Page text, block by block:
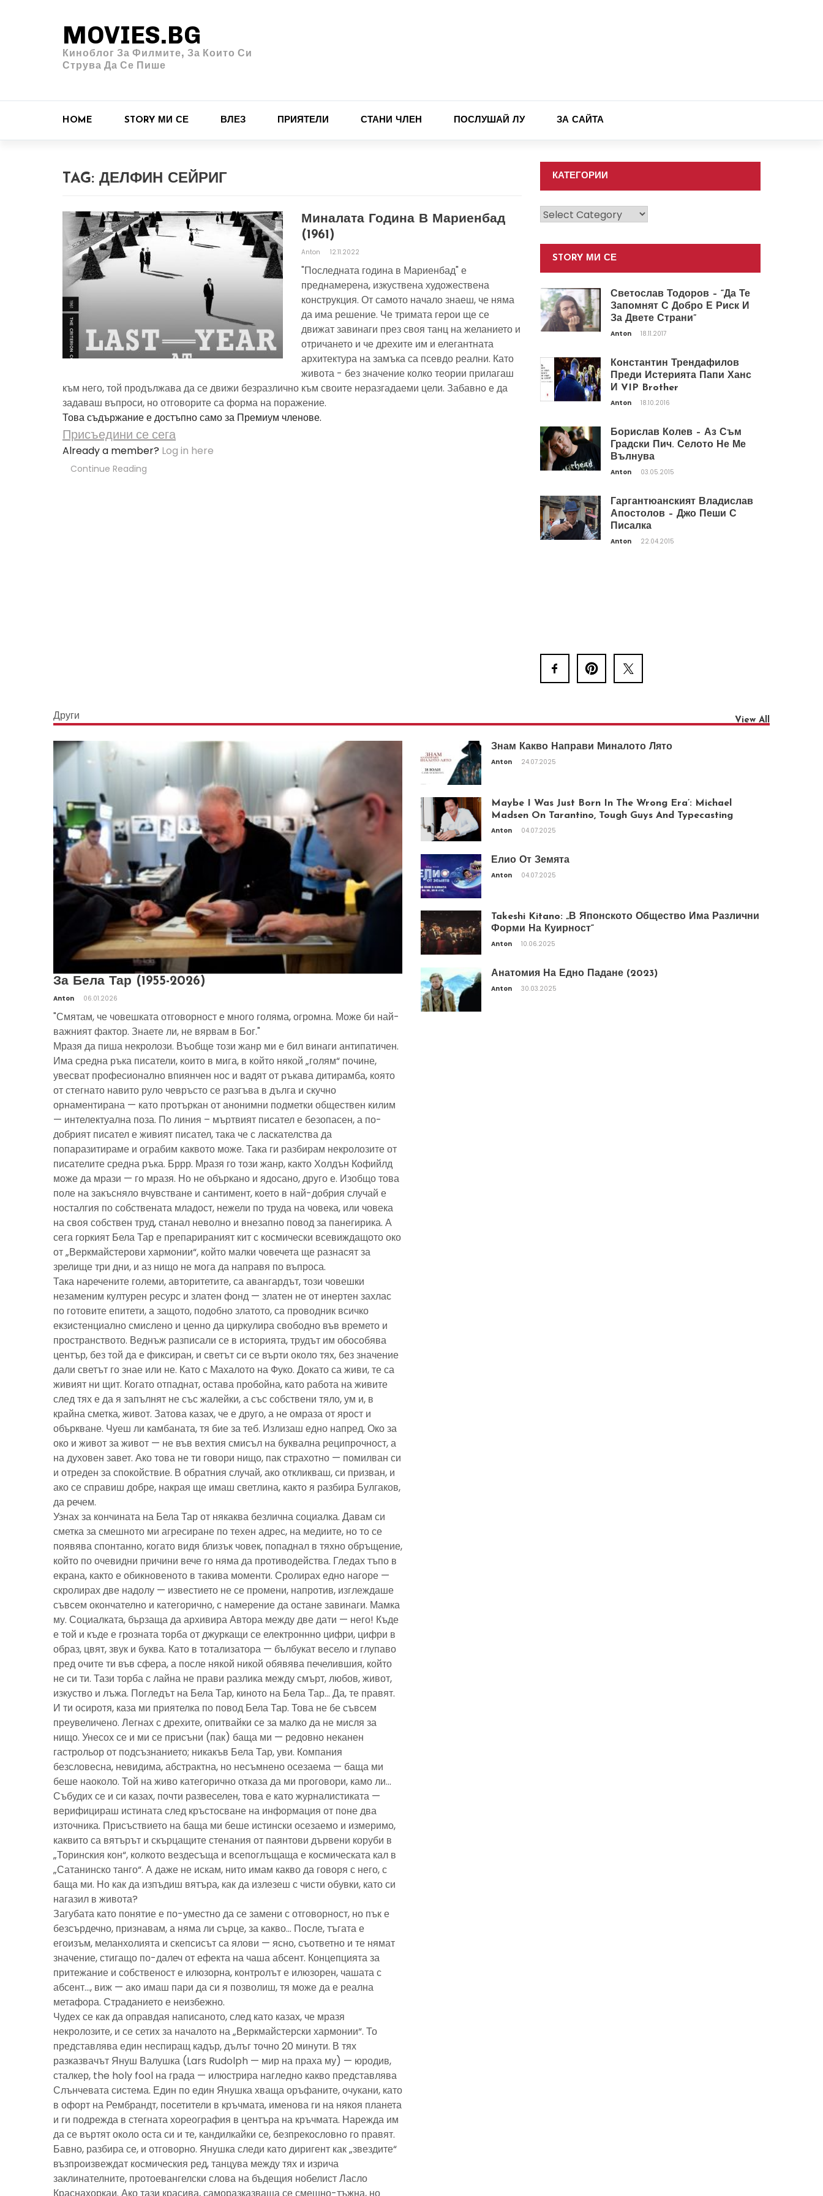
MOVIES.BG
Киноблог За Филмите, За Които Си
Струва Да Се Пише
HOME STORY МИ СЕ ВЛЕЗ ПРИЯТЕЛИ СТАНИ ЧЛЕН ПОСЛУШАЙ ЛУ ЗА САЙТА
TAG: ДЕЛФИН СЕЙРИГ
Миналата Година В Мариенбад
(1961)
Anton 12.11.2022
"Последната година в Мариенбад" е
преднамерена, изкуствена художествена
конструкция. От самото начало знаеш, че няма
да има решение. Че тримата герои ще се
движат завинаги през своя танц на желанието и
отричането и че дрехите им и елегантната
архитектура на замъка са псевдо реални. Като
живота - без значение колко теории прилагаш
към него, той продължава да се движи безразлично към своите неразгадаеми цели. Забавно е да
задаваш въпроси, но отговорите са форма на поражение.
Това съдържание е достъпно само за Премиум членове.
Присъедини се сега
Already a member? Log in here
Continue Reading
КАТЕГОРИИ
Категории
STORY МИ СЕ
Светослав Тодоров – “Да Те
Запомнят С Добро Е Риск И
За Двете Страни”
Anton 18.11.2017
Константин Трендафилов
Преди Истерията Папи Ханс
И VIP Brother
Anton 18.10.2016
Борислав Колев – Аз Съм
Градски Пич. Селото Не Ме
Вълнува
Anton 03.05.2015
Гаргантюанският Владислав
Апостолов – Джо Пеши С
Писалка
Anton 22.04.2015
Други View All
За Бела Тар (1955-2026)
Anton 06.01.2026
"Смятам, че човешката отговорност е много голяма, огромна. Може би най-
важният фактор. Знаете ли, не вярвам в Бог."
Мразя да пиша некролози. Въобще този жанр ми е бил винаги антипатичен.
Има средна ръка писатели, които в мига, в който някой „голям“ почине,
увесват професионално впиянчен нос и вадят от ръкава дитирамба, която
от стегнато навито руло чевръсто се разгъва в дълга и скучно
орнаментирана — като протъркан от анонимни подметки обществен килим
— интелектуална поза. По линия – мъртвият писател е безопасен, а по-
добрият писател е живият писател, така че с ласкателства да
попаразитираме и ограбим каквото може. Така ги разбирам некролозите от
писателите средна ръка. Бррр. Мразя го този жанр, както Холдън Кофийлд
може да мрази — го мразя. Но не объркано и ядосано, друго е. Изобщо това
поле на закъсняло вчувстване и сантимент, което в най-добрия случай е
носталгия по собствената младост, нежели по труда на човека, или човека
на своя собствен труд, станал неволно и внезапно повод за панегирика. А
сега горкият Бела Тар е препарираният кит с космически всевиждащото око
от „Веркмайстерови хармонии“, който малки човечета ще разнасят за
зрелище три дни, и аз нищо не мога да направя по въпроса.
Така наречените големи, авторитетите, са авангардът, този човешки
незаменим културен ресурс и златен фонд — златен не от инертен захлас
по готовите епитети, а защото, подобно златото, са проводник всичко
екзистенциално смислено и ценно да циркулира свободно във времето и
пространството. Веднъж разписали се в историята, трудът им обособява
център, без той да е фиксиран, и светът си се върти около тях, без значение
дали светът го знае или не. Като с Махалото на Фуко. Докато са живи, те са
живият ни щит. Когато отпаднат, остава пробойна, като работа на живите
след тях е да я запълнят не със жалейки, а със собствени тяло, ум и, в
крайна сметка, живот. Затова казах, че е друго, а не омраза от ярост и
объркване. Чуеш ли камбаната, тя бие за теб. Излизаш едно напред. Око за
око и живот за живот — не във вехтия смисъл на буквална реципрочност, а
на духовен завет. Ако това не ти говори нищо, пак страхотно — помилван си
и отреден за спокойствие. В обратния случай, ако откликваш, си призван, и
ако се справиш добре, накрая ще имаш светлина, както я разбира Булгаков,
да речем.
Узнах за кончината на Бела Тар от някаква безлична социалка. Давам си
сметка за смешното ми агресиране по техен адрес, на медиите, но то се
появява спонтанно, когато видя близък човек, попаднал в тяхно обръщение,
който по очевидни причини вече го няма да противодейства. Гледах тъпо в
екрана, както е обикновеното в такива моменти. Сролирах едно нагоре —
скролирах две надолу — известието не се промени, напротив, изглеждаше
съвсем окончателно и категорично, с намерение да остане завинаги. Мамка
му. Социалката, бързаща да архивира Автора между две дати — него! Къде
е той и къде е грозната торба от джуркащи се електроннно цифри, цифри в
образ, цвят, звук и буква. Като в тотализатора — бълбукат весело и глупаво
пред очите ти във сфера, а после някой никой обявява печелившия, който
не си ти. Тази торба с лайна не прави разлика между смърт, любов, живот,
изкуство и лъжа. Погледът на Бела Тар, киното на Бела Тар… Да, те правят.
И ти осиротя, каза ми приятелка по повод Бела Тар. Това не бе съвсем
преувеличено. Легнах с дрехите, опитвайки се за малко да не мисля за
нищо. Унесох се и ми се присъни (пак) баща ми — редовно неканен
гастрольор от подсъзнанието; никакъв Бела Тар, уви. Компания
безсловесна, невидима, абстрактна, но несъмнено осезаема — баща ми
беше наоколо. Той на живо категорично отказа да ми проговори, камо ли…
Събудих се и си казах, почти развеселен, това е като журналистиката —
верифицираш истината след кръстосване на информация от поне два
източника. Присъствието на баща ми беше истински осезаемо и измеримо,
каквито са вятърът и скърцащите стенания от паянтови дървени коруби в
„Торинския кон“, колкото вездесъща и всепоглъщаща е космическата кал в
„Сатанинско танго“. А даже не искам, нито имам какво да говоря с него, с
баща ми. Но как да изпъдиш вятъра, как да излезеш с чисти обувки, като си
нагазил в живота?
Загубата като понятие е по-уместно да се замени с отговорност, но пък е
безсърдечно, признавам, а няма ли сърце, за какво… После, тъгата е
егоизъм, меланхолията и скепсисът са ялови — ясно, съответно и те нямат
значение, стигащо по-далеч от ефекта на чаша абсент. Концепцията за
притежание и собственост е илюзорна, контролът е илюзорен, чашата с
абсент…, виж — ако имаш пари да си я позволиш, тя може да е реална
метафора. Страданието е неизбежно.
Чудех се как да оправдая написаното, след като казах, че мразя
некролозите, и се сетих за началото на „Веркмайстерски хармонии“. То
представлява един неспиращ кадър, дълъг точно 20 минути. В тях
разказвачът Януш Валушка (Lars Rudolph — мир на праха му) — юродив,
сталкер, the holy fool на града — илюстрира нагледно какво представлява
Слънчевата система. Един по един Янушка хваща оръфаните, очукани, като
в офорт на Рембрандт, посетители в кръчмата, именова ги на някоя планета
и ги подрежда в стегната хореография в центъра на кръчмата. Нарежда им
да се въртят около оста си и те, кандилкайки се, безпрекословно го правят.
Бавно, разбира се, и отговорно. Янушка следи като диригент как „звездите“
възпроизвеждат космическия ред, танцува между тях и изрича
заклинателните, протоевангелски слова на бъдещия нобелист Ласло
Знам Какво Направи Миналото Лято
Anton 24.07.2025
Maybe I Was Just Born In The Wrong Era’: Michael
Madsen On Tarantino, Tough Guys And Typecasting
Anton 04.07.2025
Елио От Земята
Anton 04.07.2025
Takeshi Kitano: „В Японското Общество Има Различни
Форми На Куирност“
Anton 10.06.2025
Анатомия На Едно Падане (2023)
Anton 30.03.2025